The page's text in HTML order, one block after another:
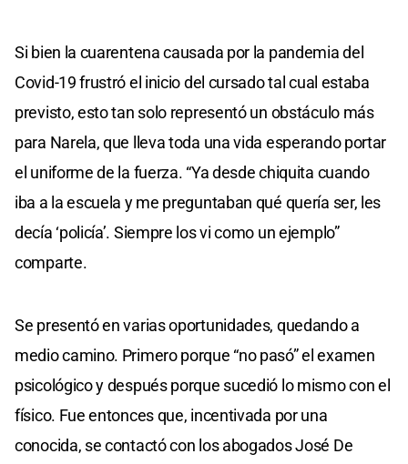
Si bien la cuarentena causada por la pandemia del
Covid-19 frustró el inicio del cursado tal cual estaba
previsto, esto tan solo representó un obstáculo más
para Narela, que lleva toda una vida esperando portar
el uniforme de la fuerza. “Ya desde chiquita cuando
iba a la escuela y me preguntaban qué quería ser, les
decía ‘policía’. Siempre los vi como un ejemplo”
comparte.
Se presentó en varias oportunidades, quedando a
medio camino. Primero porque “no pasó” el examen
psicológico y después porque sucedió lo mismo con el
físico. Fue entonces que, incentivada por una
conocida, se contactó con los abogados José De